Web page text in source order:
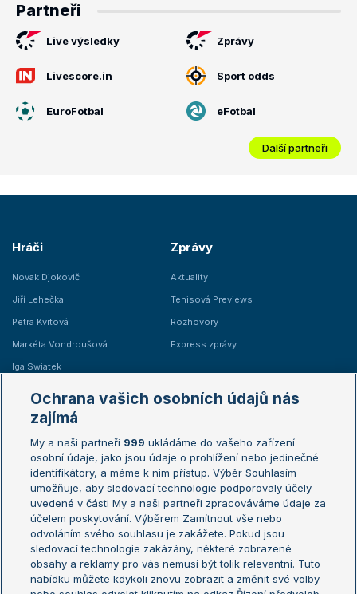
Partneři
Live výsledky Zprávy
Livescore.in Sport odds
EuroFotbal eFotbal
Další partneři
Hráči
Novak Djokovič
Jiří Lehečka
Petra Kvitová
Markéta Vondroušová
Iga Swiatek
Zprávy
Aktuality
Tenisová Previews
Rozhovory
Express zprávy
Žebříčky
Žebříček ATP (muži)
Žebříček WTA (ženy)
Sázkařský žebříček
Australian Open
French Open
Wimbledon
US Open
Turnaj mistrů
Turnaj mistryň
Aktualní trendy
Ochrana vašich osobních údajů nás
zajímá
My a naši partneři 999 ukládáme do vašeho zařízení
osobní údaje, jako jsou údaje o prohlížení nebo jedinečné
identifikátory, a máme k nim přístup. Výběr Souhlasím
umožňuje, aby sledovací technologie podporovaly účely
uvedené v části My a naši partneři zpracováváme údaje za
účelem poskytování. Výběrem Zamítnout vše nebo
odvoláním svého souhlasu je zakážete. Pokud jsou
sledovací technologie zakázány, některé zobrazené
obsahy a reklamy pro vás nemusí být tolik relevantní. Tuto
nabídku můžete kdykoli znovu zobrazit a změnit své volby